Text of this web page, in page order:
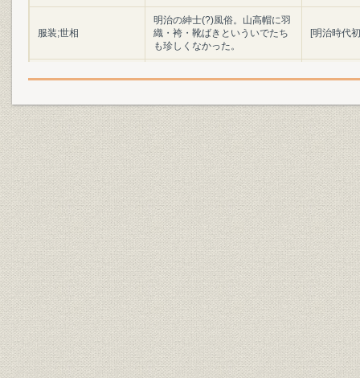
服装;世相
明治の紳士(?)風俗。山高帽に羽
織・袴・靴ばきといういでたち
も珍しくなかった。
[明治時代
役員;経営者
製品;商品 明治時代の陸軍軍靴の変遷
明治初年
(1886年)
靴;風俗
「調練歩行の図」よし藤画 慶応
3年幕府軍の歩兵によるフラン
ス式訓練の情景。指揮官や軍楽
隊は靴ばきだが、一般兵はほと
んど草履ばきであった。(浅井収
氏蔵)
慶応3年
設備 欧米の手製靴時代の工具
明治3年12月8日付「横浜毎日新